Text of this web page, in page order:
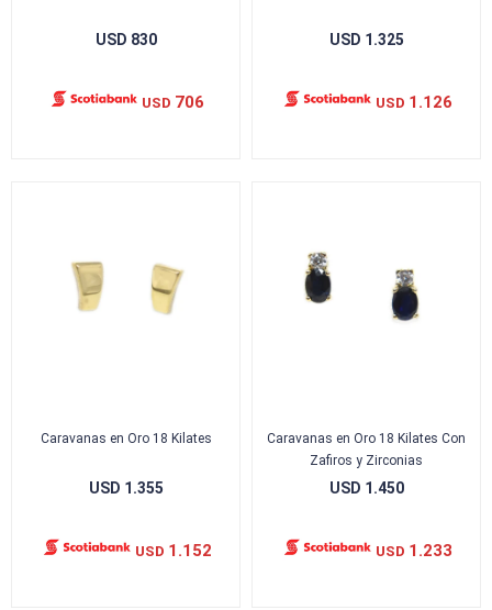
USD 830
USD 706
USD 1.325
USD 1.126
Caravanas en Oro 18 Kilates
USD 1.355
USD 1.152
Caravanas en Oro 18 Kilates Con
Zafiros y Zirconias
USD 1.450
USD 1.233